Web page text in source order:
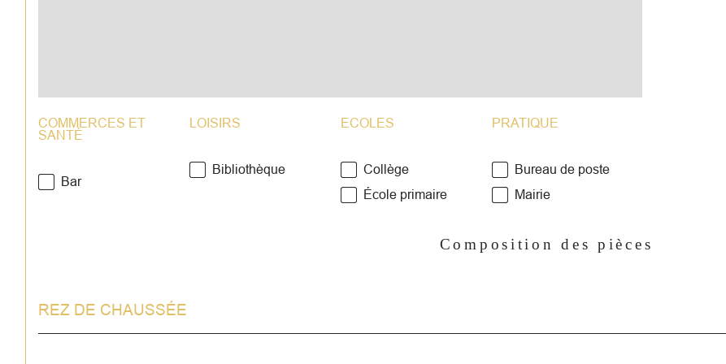
COMMERCES ET
SANTÉ
Bar
LOISIRS
Bibliothèque
ECOLES
Collège
École primaire
PRATIQUE
Bureau de poste
Mairie
Composition des pièces
REZ DE CHAUSSÉE